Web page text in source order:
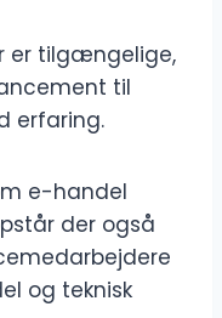
er tilgængelige,
til
erfaring.
e-handel
der også
og teknisk